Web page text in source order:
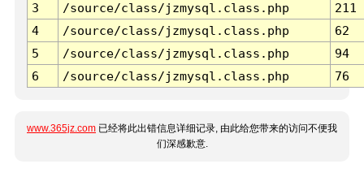
3 /source/class/jzmysql.class.php
211
4
/source/class/jzmysql.class.php
62
5
/source/class/jzmysql.class.php
94
6
/source/class/jzmysql.class.php 76
www.365jz.com 已经将此出错信息详细记录, 由此给您带来的访问不便我
们深感歉意.